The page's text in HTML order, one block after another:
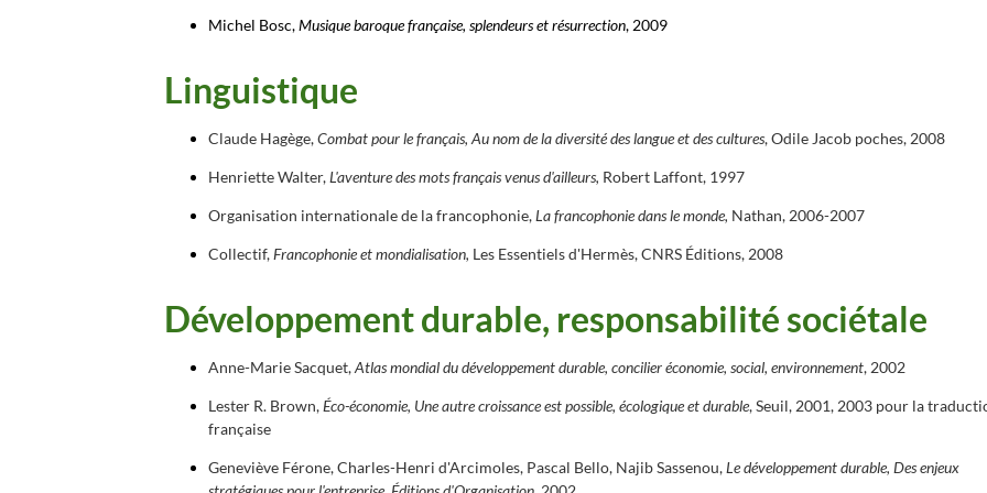
Michel Bosc,Musique baroque française, splendeurs et résurrection, 2009
Linguistique
Claude Hagège,Combat pour le français, Au nom de la diversité des langue et des cultures, Odile Jacob poches, 2008
Henriette Walter,L'aventure des mots français venus d'ailleurs, Robert Laffont, 1997
Organisation internationale de la francophonie,La francophonie dans le monde, Nathan, 2006-2007
Collectif,Francophonie et mondialisation, Les Essentiels d'Hermès, CNRS Éditions, 2008
Développement durable, responsabilité sociétale
Anne-Marie Sacquet,Atlas mondial du développement durable, concilier économie, social, environnement, 2002
Lester R. Brown,Éco-économie, Une autre croissance est possible, écologique et durable, Seuil, 2001, 2003 pour la
française
Geneviève Férone, Charles-Henri d'Arcimoles, Pascal Bello, Najib Sassenou,Le développement durable, Des enjeux